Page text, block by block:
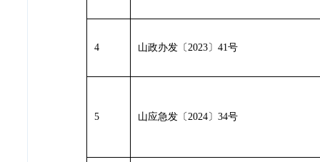
4 山政办发 〔 2023 〕 41号
5 山应急发〔2024〕34号